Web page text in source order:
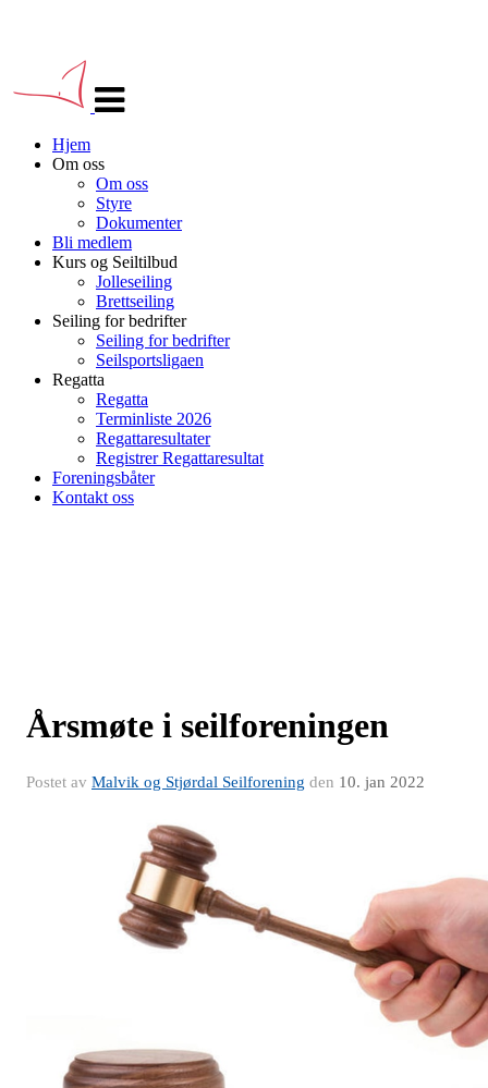
navigasjon
Hjem
Om oss
Om oss
Styre
Dokumenter
Bli medlem
Kurs og Seiltilbud
Jolleseiling
Brettseiling
Seiling for bedrifter
Seiling for bedrifter
Seilsportsligaen
Regatta
Regatta
Terminliste 2026
Regattaresultater
Registrer Regattaresultat
Foreningsbåter
Kontakt oss
Årsmøte i seilforeningen
Postet av Malvik og Stjørdal Seilforening den 10. jan 2022